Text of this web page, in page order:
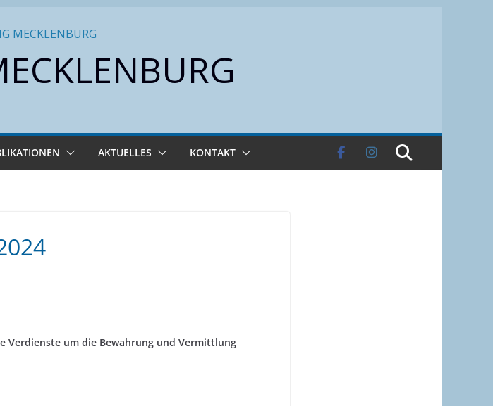
AKTUELLES KONTAKT
Verdienste um die Bewahrung und Vermittlung